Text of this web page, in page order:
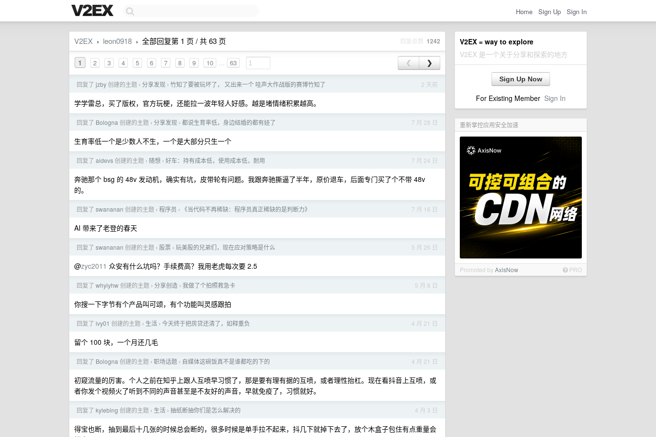
Home Sign Up Sign In
V2EX = way to explore
V2EX 是一个关于分享和探索的地方
Sign Up Now
For Existing Member Sign In
重新掌控应用安全加速
Promoted byAxisNow PRO
V2EX › leon0918 › 全部回复第 1 页 / 共 63 页 回复总数 1242
1 2 3 4 5 6 7 8 9 10 ... 63 ❮ ❯
2 天前
回复了 jzby创建的主题 › 分享发现 › 竹知了要被玩坏了， 又出来一个 哇声大作战版的赛博竹知了
学学雷总，买了版权，官方玩梗，还能拉一波年轻人好感。越是堵情绪积累越高。
7 月 28 日
回复了 Bologna 创建的主题 › 分享发现 › 都说生育率低，身边结婚的都有娃了
生育率低一个是少数人不生，一个是大部分只生一个
7 月 24 日
回复了 aidevs创建的主题 › 随想 › 好车：持有成本低，使用成本低，耐用
奔驰那个 bsg 的 48v 发动机，确实有坑，皮带轮有问题。我跟奔驰撕逼了半年，原价退车，后面专门买了个不带 48v
的。
7 月 16 日
回复了 swananan 创建的主题 › 程序员 › 《当代码不再稀缺：程序员真正稀缺的是判断力》
AI 带来了老登的春天
5 月 26 日
回复了 swananan 创建的主题 › 股票 › 玩美股的兄弟们，现在应对策略是什么
@zyc2011 众安有什么坑吗？手续费高？我用老虎每次要 2.5
5 月 8 日
回复了 whyiyhw创建的主题 › 分享创造 › 我做了个拍照救急卡
你搜一下字节有个产品叫可颂，有个功能叫灵感跟拍
4 月 21 日
回复了 ivy01 创建的主题 › 生活 › 今天终于把房贷还清了，如释重负
留个 100 块，一个月还几毛
4 月 21 日
回复了 Bologna 创建的主题 › 职场话题 › 自媒体这碗饭真不是谁都吃的下的
初窥流量的厉害。个人之前在知乎上跟人互喷早习惯了，那是要有理有据的互喷，或者理性抬杠。现在看抖音上互喷，或
者你发个视频火了听到不同的声音甚至是不友好的声音，早就免疫了，习惯就好。
4 月 3 日
回复了 kylebing 创建的主题 › 生活 › 抽纸断抽你们是怎么解决的
得宝也断，抽到最后十几张的时候总会断的，很多时候是单手拉不起来，抖几下就掉下去了，放个木盒子包住有点重量会